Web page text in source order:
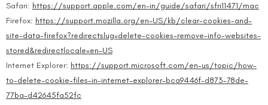
Safari: https://support.apple.com/en-in/guide/safari/sfri11471/mac
Firefox: https://support.mozilla.org/en-US/kb/clear-cookies-and-
site-data-firefox?redirectslug=delete-cookies-remove-info-websites-
stored&redirectlocale=en-US
Internet Explorer: https://support.microsoft.com/en-us/topic/how-
to-delete-cookie-files-in-internet-explorer-bca9446f-d873-78de-
77ba-d42645fa52fc